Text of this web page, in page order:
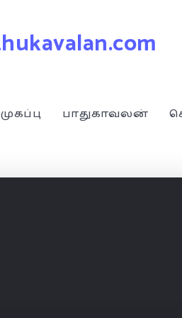
முகப்பு பாதுகாவலன்